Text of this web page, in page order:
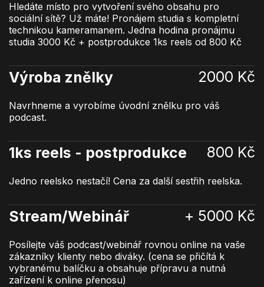
Hledáte místo pro vytvoření svého obsahu pro
sociální sítě? Už máte! Pronájem studia s kompletní
technikou kameramanem. Jedna hodina pronájmu
studia 3000 Kč + postprodukce 1ks reels od 800 Kč
Výroba znělky 2000 Kč
Navrhneme a vyrobíme úvodní znělku pro váš
podcast.
1ks reels - postprodukce 800 Kč
Jedno reelsko nestačí! Cena za další sestřih reelska.
Stream/Webinář + 5000 Kč
Posílejte váš podcast/webinář rovnou online na vaše
zákazníky klienty nebo diváky. (cena se přičítá k
vybranému balíčku a obsahuje přípravu a nutná
zařízení k online přenosu)